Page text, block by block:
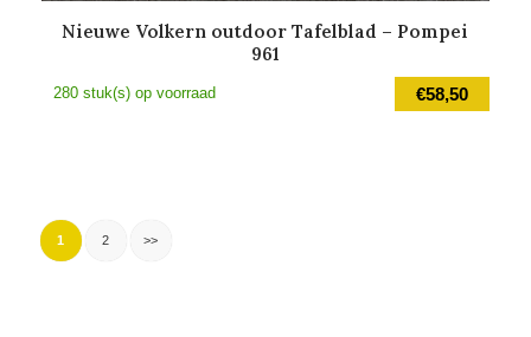
Nieuwe Volkern outdoor Tafelblad – Pompei
961
€58,50
280 stuk(s) op voorraad
1 2 >>